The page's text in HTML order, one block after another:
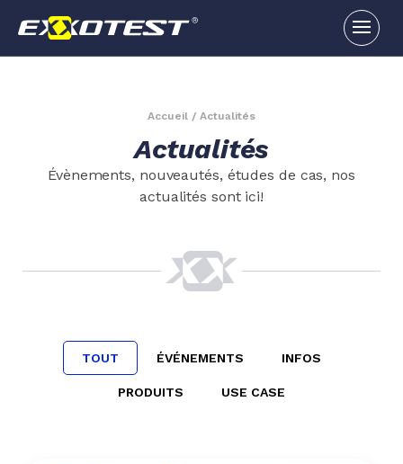
Accueil / Actualités
Actualités
Évènements, nouveautés, études de cas, nos
actualités sont ici!
TOUT ÉVÉNEMENTS INFOS
PRODUITS USE CASE